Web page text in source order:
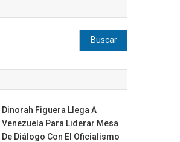
Buscar:
Dinorah Figuera Llega A
Venezuela Para Liderar Mesa
De Diálogo Con El Oficialismo